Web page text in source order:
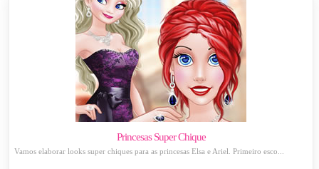
Princesas Super Chique
Vamos elaborar looks super chiques para as princesas Elsa e Ariel. Primeiro esco...